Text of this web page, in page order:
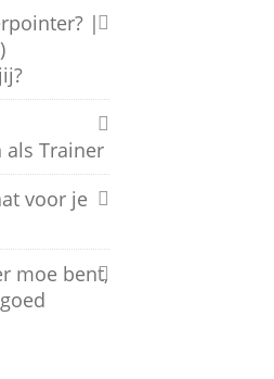
|
als Trainer
voor je
moe bent,